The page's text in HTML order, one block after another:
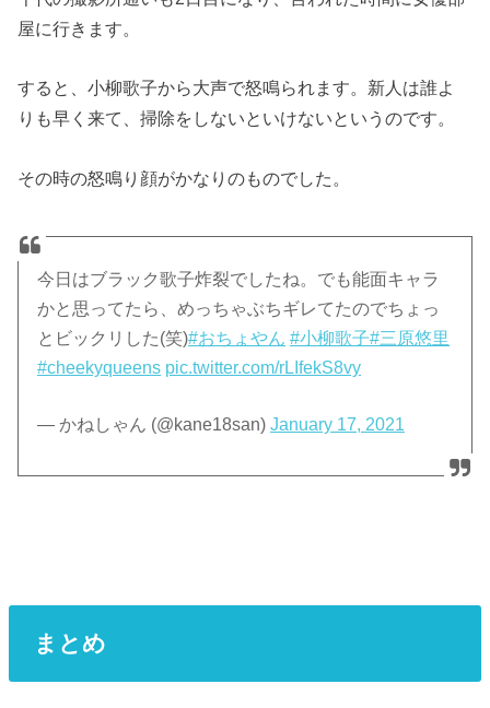
屋に行きます。
すると、小柳歌子から大声で怒鳴られます。新人は誰よ
りも早く来て、掃除をしないといけないというのです。
その時の怒鳴り顔がかなりのものでした。
今日はブラック歌子炸裂でしたね。でも能面キャラ
かと思ってたら、めっちゃぶちギレてたのでちょっ
とビックリした(笑)#おちょやん #小柳歌子#三原悠里
#cheekyqueens pic.twitter.com/rLIfekS8vy
— かねしゃん (@kane18san)January 17, 2021
まとめ